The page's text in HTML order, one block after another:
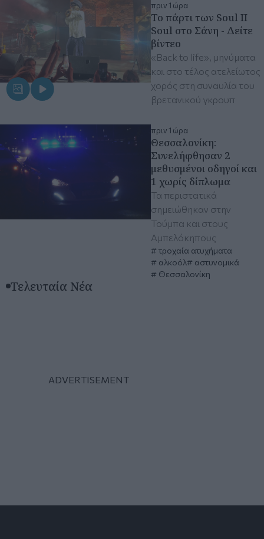
πριν 1 ώρα
Το πάρτι των Soul II
Soul στο Σάνη - Δείτε
βίντεο
«Back to life», μηνύματα
και στο τέλος ατελείωτος
χορός στη συναυλία του
βρετανικού γκρουπ
πριν 1 ώρα
Θεσσαλονίκη:
Συνελήφθησαν 2
μεθυσμένοι οδηγοί και
1 χωρίς δίπλωμα
Τα περιστατικά
σημειώθηκαν στην
Τούμπα και στους
Αμπελόκηπους
τροχαία ατυχήματα
αλκοόλ
αστυνομικά
Θεσσαλονίκη
Τελευταία Νέα